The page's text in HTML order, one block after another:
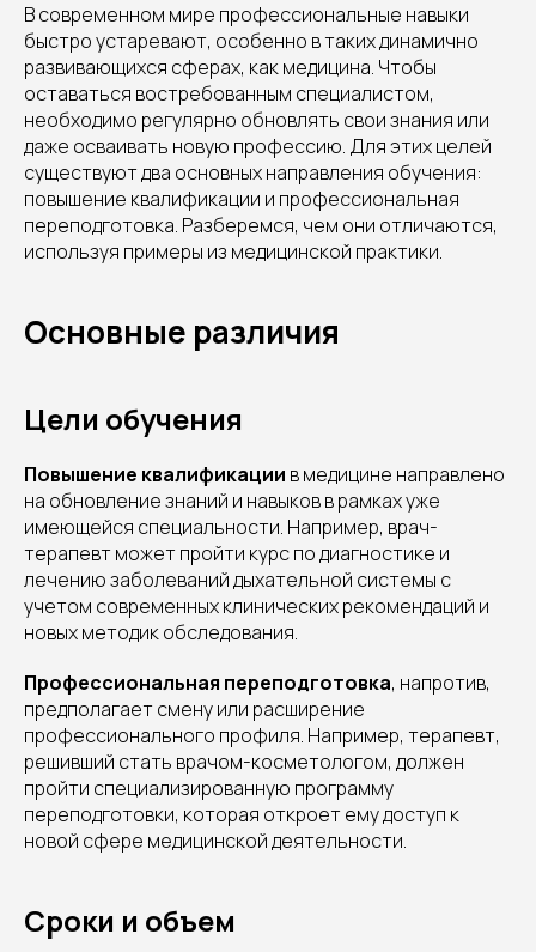
В современном мире профессиональные навыки
быстро устаревают, особенно в таких динамично
развивающихся сферах, как медицина. Чтобы
оставаться востребованным специалистом,
необходимо регулярно обновлять свои знания или
даже осваивать новую профессию. Для этих целей
существуют два основных направления обучения:
повышение квалификации и профессиональная
переподготовка. Разберемся, чем они отличаются,
используя примеры из медицинской практики.
Основные различия
Цели обучения
Повышение квалификации в медицине направлено
на обновление знаний и навыков в рамках уже
имеющейся специальности. Например, врач-
терапевт может пройти курс по диагностике и
лечению заболеваний дыхательной системы с
учетом современных клинических рекомендаций и
новых методик обследования.
Профессиональная переподготовка, напротив,
предполагает смену или расширение
профессионального профиля. Например, терапевт,
решивший стать врачом-косметологом, должен
пройти специализированную программу
переподготовки, которая откроет ему доступ к
новой сфере медицинской деятельности.
Сроки и объем